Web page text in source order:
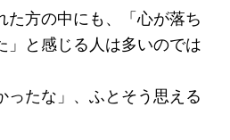
た方の中にも、「心が落ち
」と感じる人は多いのでは
ったな」、ふとそう思える